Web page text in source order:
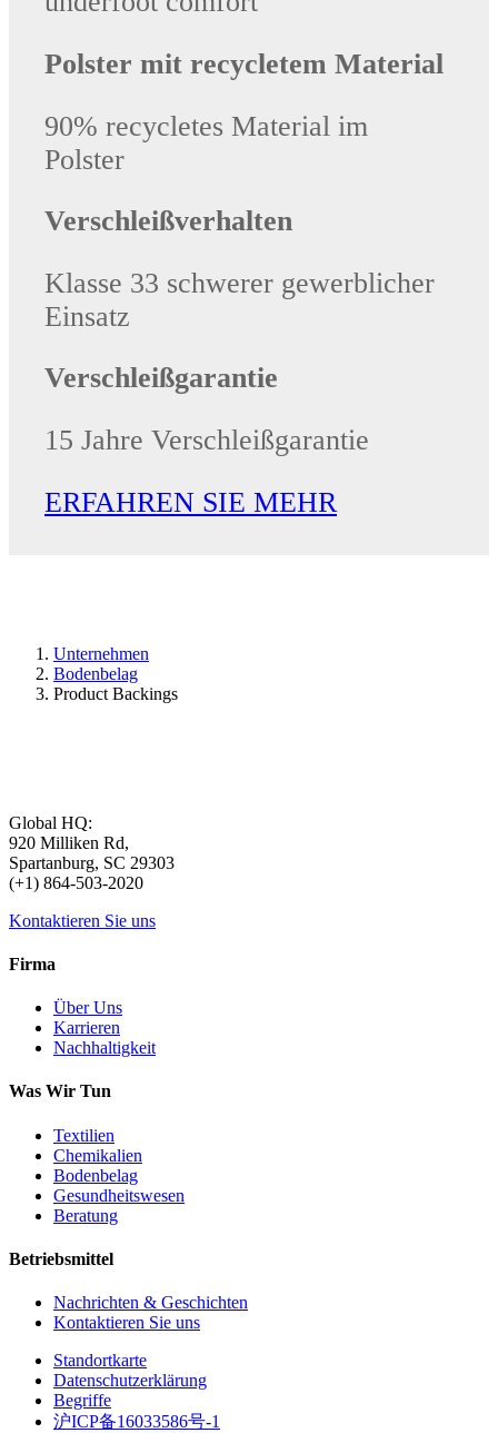
Polster mit recycletem Material
90% recycletes Material im
Polster
Verschleißverhalten
Klasse 33 schwerer gewerblicher
Einsatz
Verschleißgarantie
15 Jahre Verschleißgarantie
ERFAHREN SIE MEHR
Unternehmen
Bodenbelag
Product Backings
Global HQ:
920 Milliken Rd,
Spartanburg, SC 29303
(+1) 864-503-2020
Kontaktieren Sie uns
Firma
Über Uns
Karrieren
Nachhaltigkeit
Was Wir Tun
Textilien
Chemikalien
Bodenbelag
Gesundheitswesen
Beratung
Betriebsmittel
Nachrichten & Geschichten
Kontaktieren Sie uns
Standortkarte
Datenschutzerklärung
Begriffe
沪ICP备16033586号-1